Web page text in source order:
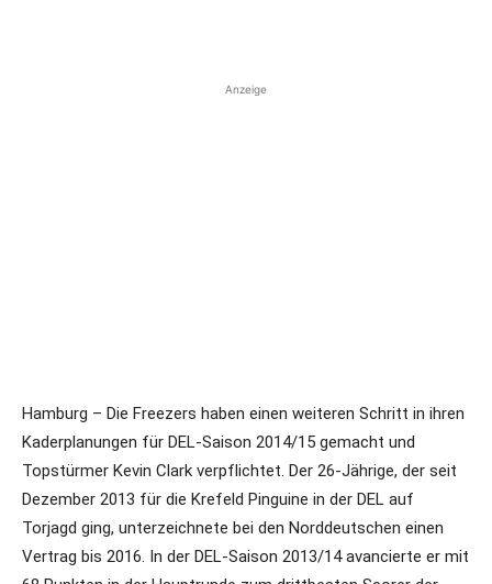
Anzeige
Hamburg – Die Freezers haben einen weiteren Schritt in ihren
Kaderplanungen für DEL-Saison 2014/15 gemacht und
Topstürmer Kevin Clark verpflichtet. Der 26-Jährige, der seit
Dezember 2013 für die Krefeld Pinguine in der DEL auf
Torjagd ging, unterzeichnete bei den Norddeutschen einen
Vertrag bis 2016. In der DEL-Saison 2013/14 avancierte er mit